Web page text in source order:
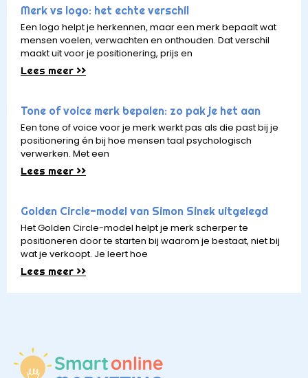
Merk vs logo: het echte verschil
Een logo helpt je herkennen, maar een merk bepaalt wat
mensen voelen, verwachten en onthouden. Dat verschil
maakt uit voor je positionering, prijs en
Lees meer >>
Tone of voice merk bepalen: zo pak je het aan
Een tone of voice voor je merk werkt pas als die past bij je
positionering én bij hoe mensen taal psychologisch
verwerken. Met een
Lees meer >>
Golden Circle-model van Simon Sinek uitgelegd
Het Golden Circle-model helpt je merk scherper te
positioneren door te starten bij waarom je bestaat, niet bij
wat je verkoopt. Je leert hoe
Lees meer >>